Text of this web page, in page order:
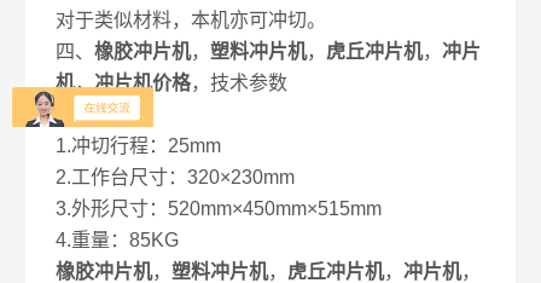
对于类似材料，本机亦可冲切。
四、橡胶冲片机，塑料冲片机， 虎丘冲片机，冲片
机，冲片机价格，技术参数
技术规格
1.冲切行程：25mm
2.工作台尺寸：320×230mm
3.外形尺寸：520mm×450mm×515mm
4.重量：85KG
橡胶冲片机，塑料冲片机， 虎丘冲片机，冲片机，